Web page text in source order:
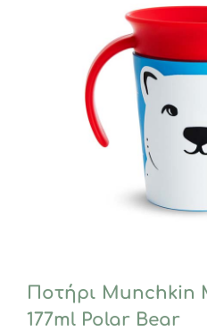
Ποτήρι Munchkin
177ml Polar Bear